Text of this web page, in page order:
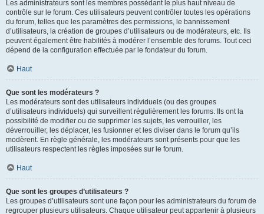
Les administrateurs sont les membres possédant le plus haut niveau de
contrôle sur le forum. Ces utilisateurs peuvent contrôler toutes les opérations
du forum, telles que les paramètres des permissions, le bannissement
d’utilisateurs, la création de groupes d’utilisateurs ou de modérateurs, etc. Ils
peuvent également être habilités à modérer l’ensemble des forums. Tout ceci
dépend de la configuration effectuée par le fondateur du forum.
Haut
Que sont les modérateurs ?
Les modérateurs sont des utilisateurs individuels (ou des groupes
d’utilisateurs individuels) qui surveillent régulièrement les forums. Ils ont la
possibilité de modifier ou de supprimer les sujets, les verrouiller, les
déverrouiller, les déplacer, les fusionner et les diviser dans le forum qu’ils
modèrent. En règle générale, les modérateurs sont présents pour que les
utilisateurs respectent les règles imposées sur le forum.
Haut
Que sont les groupes d’utilisateurs ?
Les groupes d’utilisateurs sont une façon pour les administrateurs du forum de
regrouper plusieurs utilisateurs. Chaque utilisateur peut appartenir à plusieurs